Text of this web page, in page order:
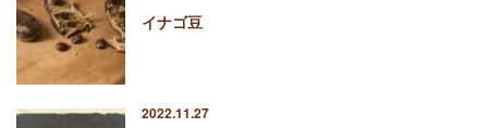
イナゴ豆
2022.11.27